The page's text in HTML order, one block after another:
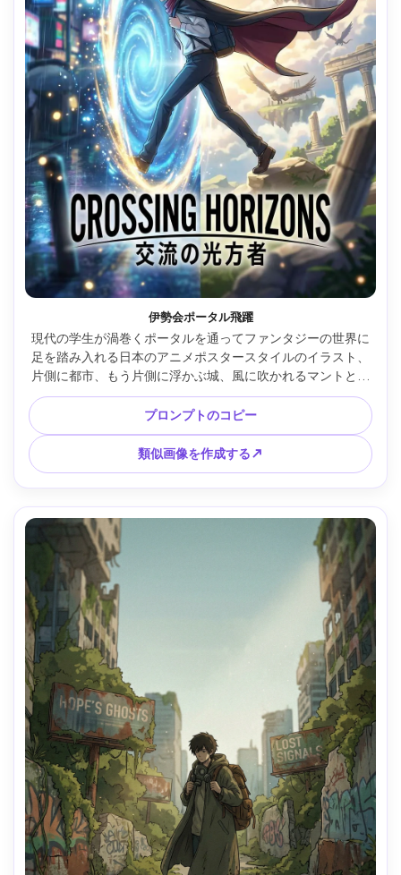
伊勢会ポータル飛躍
現代の学生が渦巻くポータルを通ってファンタジーの世界に
足を踏み入れる日本のアニメポスタースタイルのイラスト、
片側に都市、もう片側に浮かぶ城、風に吹かれるマントとス
カーフ、明るい魔法の粒子、きれいなセルシェーディング、
ドラマチックな照明、大きな中央のタイトルスペース、エネ
ルギッシュな冒険ポスターレイアウト、85mmレンズ、浅い
被写界深度 --ar 4:5
プロンプトのコピー
類似画像を作成する↗